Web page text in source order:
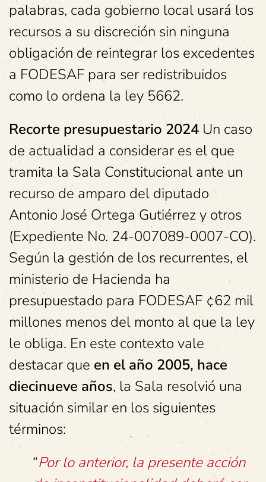
palabras, cada gobierno local usará los
recursos a su discreción sin ninguna
obligación de reintegrar los excedentes
a FODESAF para ser redistribuidos
como lo ordena la ley 5662.
Recorte presupuestario 2024 Un caso
de actualidad a considerar es el que
tramita la Sala Constitucional ante un
recurso de amparo del diputado
Antonio José Ortega Gutiérrez y otros
(Expediente No. 24-007089-0007-CO).
Según la gestión de los recurrentes, el
ministerio de Hacienda ha
presupuestado para FODESAF ¢62 mil
millones menos del monto al que la ley
le obliga. En este contexto vale
destacar que en el año 2005, hace
diecinueve años, la Sala resolvió una
situación similar en los siguientes
términos:
“Por lo anterior, la presente acción